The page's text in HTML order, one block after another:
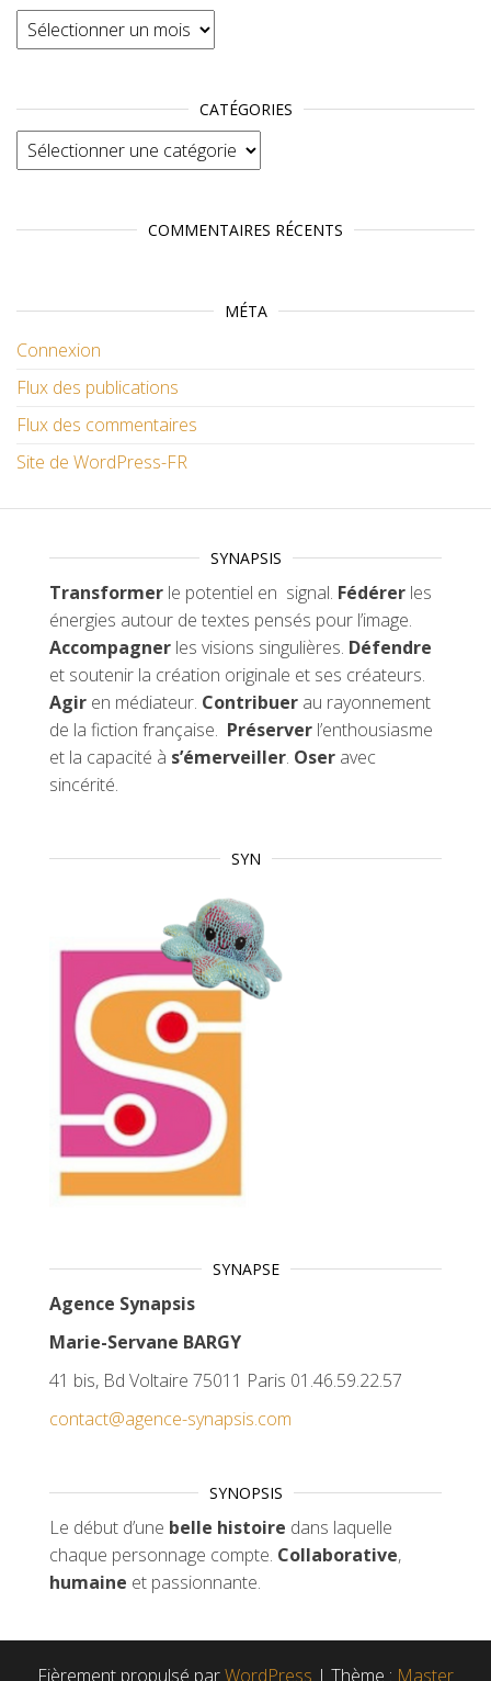
Archives
CATÉGORIES
Catégories
COMMENTAIRES RÉCENTS
MÉTA
Connexion
Flux des publications
Flux des commentaires
Site de WordPress-FR
SYNAPSIS
Transformer le potentiel en signal. Fédérer les
énergies autour de textes pensés pour l’image.
Accompagner les visions singulières. Défendre
et soutenir la création originale et ses créateurs.
Agir en médiateur. Contribuer au rayonnement
de la fiction française. Préserver l’enthousiasme
et la capacité à s’émerveiller. Oser avec
sincérité.
SYN
SYNAPSE
Agence Synapsis
Marie-Servane BARGY
41 bis, Bd Voltaire 75011 Paris 01.46.59.22.57
contact@agence-synapsis.com
SYNOPSIS
Le début d’une belle histoire dans laquelle
chaque personnage compte. Collaborative,
humaine et passionnante.
Fièrement propulsé parWordPress | Thème : Master